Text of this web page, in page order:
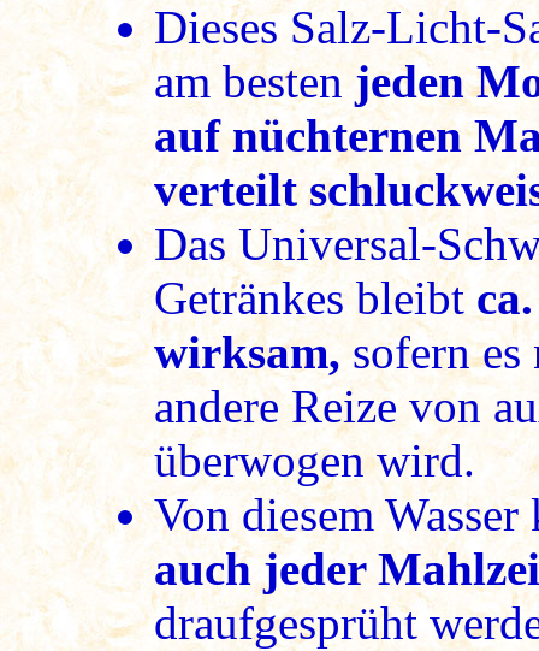
Dieses Salz-Licht-
am bestenjeden
auf nüchternen
verteilt
Das Universal-
Getränkes bleibt
wirksam, sofern
andere Reize von
überwogen wird.
Von diesem
auch jeder
draufgesprüht